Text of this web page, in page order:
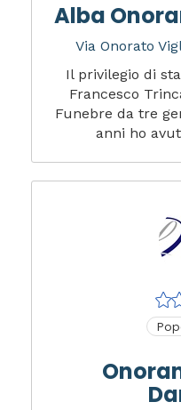
Alba
Via Onorato
Il privilegio di
Francesco
Funebre da tre
anni ho